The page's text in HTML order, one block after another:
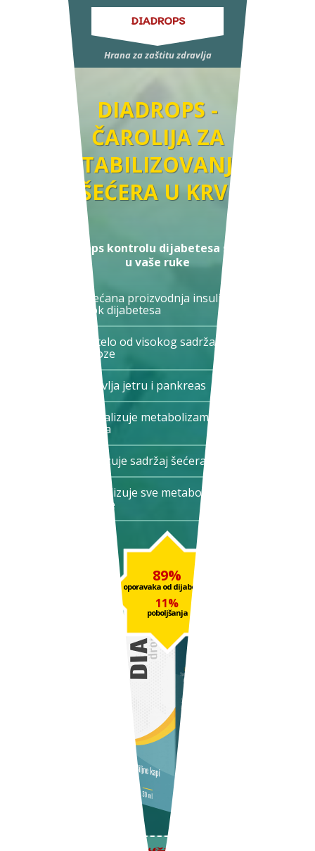
DIADROPS
Hrana za zaštitu zdravlja
DIADROPS -
ČAROLIJA ZA
STABILIZOVANJE
ŠEĆERA U KRVI
DiaDrops kontrolu dijabetesa stavlja
u vaše ruke
Povećana proizvodnja insulina je
uzrok dijabetesa
Štiti telo od visokog sadržaja
glukoze
Obnavlja jetru i pankreas
Normalizuje metabolizam ugljenih
hidrata
Stabilizuje sadržaj šećera u krvi
Normalizuje sve metaboličke
procese
89%
oporavaka od dijabetesa
11%
poboljšanja